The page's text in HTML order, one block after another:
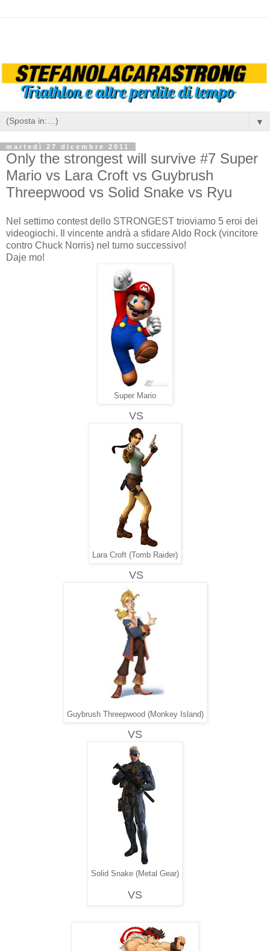
▼
martedì 27 dicembre 2011
Only the strongest will survive #7 Super
Mario vs Lara Croft vs Guybrush
Threepwood vs Solid Snake vs Ryu
Nel settimo contest dello STRONGEST trioviamo 5 eroi dei
videogiochi. Il vincente andrà a sfidare Aldo Rock (vincitore
contro Chuck Norris) nel turno successivo!
Daje mo!
Super Mario
VS
Lara Croft (Tomb Raider)
VS
Guybrush Threepwood (Monkey Island)
VS
Solid Snake (Metal Gear)
VS